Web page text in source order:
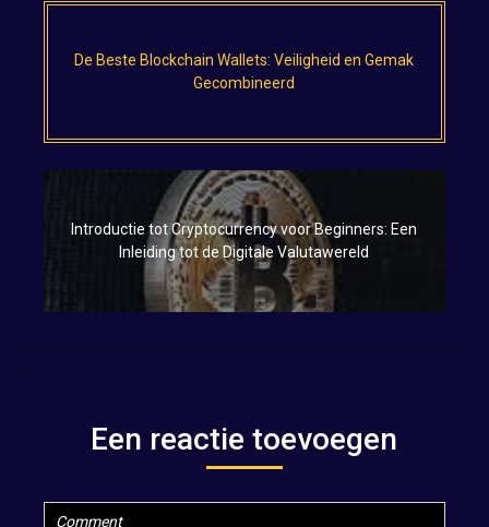
De Beste Blockchain Wallets: Veiligheid en Gemak
Gecombineerd
Introductie tot Cryptocurrency voor Beginners: Een
Inleiding tot de Digitale Valutawereld
Een reactie toevoegen